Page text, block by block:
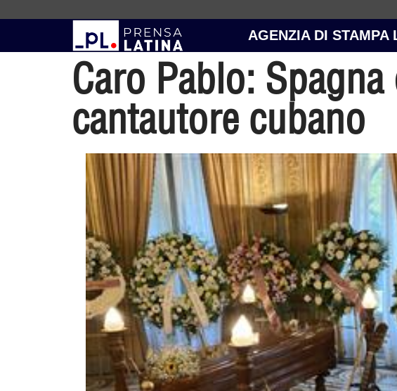
AGENZIA DI STAMPA
Caro Pablo:
cantautore cubano